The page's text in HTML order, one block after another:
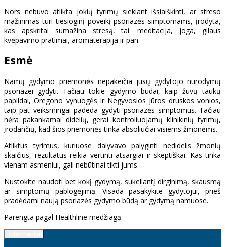
Nors nebuvo atlikta jokių tyrimų siekiant išsiaiškinti, ar streso
mažinimas turi tiesioginį poveikį psoriazės simptomams, įrodyta,
kas apskritai sumažina stresą, tai: meditacija, joga, gilaus
kvėpavimo pratimai, aromaterapija ir pan.
Esmė
Namų gydymo priemonės nepakeičia jūsų gydytojo nurodymų
psoriazei gydyti. Tačiau tokie gydymo būdai, kaip žuvų taukų
papildai, Oregono vynuogės ir Negyvosios jūros druskos vonios,
taip pat veiksmingai padeda gydyti psoriazės simptomus. Tačiau
nėra pakankamai didelių, gerai kontroliuojamų klinikinių tyrimų,
įrodančių, kad šios priemonės tinka absoliučiai visiems žmonėms.
Atliktus tyrimus, kuriuose dalyvavo palyginti nedidelis žmonių
skaičius, rezultatus reikia vertinti atsargiai ir skeptiškai. Kas tinka
vienam asmeniui, gali nebūtinai tikti jums.
Nustokite naudoti bet kokį gydymą, sukeliantį dirginimą, skausmą
ar simptomų pablogėjimą. Visada pasakykite gydytojui, prieš
pradėdami naują psoriazės gydymo būdą ar gydymą namuose.
Parengta pagal Healthline medžiagą.